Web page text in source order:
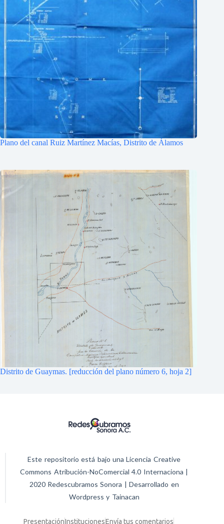
Plano del canal Ruiz Martínez Macías, Distrito de Álamos
Distrito de Guaymas. [reducción del plano número 6, hoja 2]
Este repositorio está bajo una Licencia Creative
Commons Atribución-NoComercial 4.0 Internaciona |
2020 Redescubramos Sonora | Desarrollado en
Wordpress y Tainacan
PresentaciónInstitucionesEnvía tus comentarios